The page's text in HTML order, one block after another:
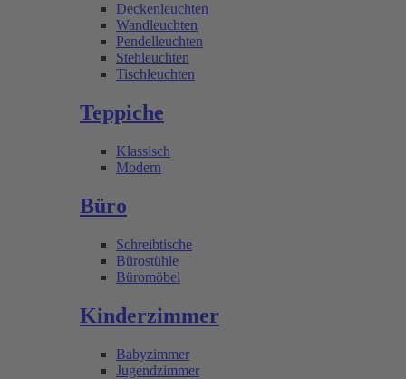
Deckenleuchten
Wandleuchten
Pendelleuchten
Stehleuchten
Tischleuchten
Teppiche
Klassisch
Modern
Büro
Schreibtische
Bürostühle
Büromöbel
Kinderzimmer
Babyzimmer
Jugendzimmer